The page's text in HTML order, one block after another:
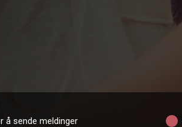
å sende meldinger